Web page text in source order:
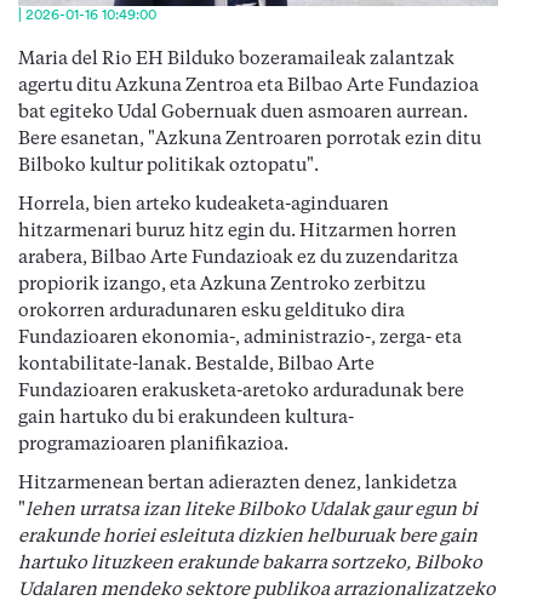
| 2026-01-16 10:49:00
Maria del Rio EH Bilduko bozeramaileak zalantzak
agertu ditu Azkuna Zentroa eta Bilbao Arte Fundazioa
bat egiteko Udal Gobernuak duen asmoaren aurrean.
Bere esanetan, "Azkuna Zentroaren porrotak ezin ditu
Bilboko kultur politikak oztopatu".
Horrela, bien arteko kudeaketa-aginduaren
hitzarmenari buruz hitz egin du. Hitzarmen horren
arabera, Bilbao Arte Fundazioak ez du zuzendaritza
propiorik izango, eta Azkuna Zentroko zerbitzu
orokorren arduradunaren esku geldituko dira
Fundazioaren ekonomia-, administrazio-, zerga- eta
kontabilitate-lanak. Bestalde, Bilbao Arte
Fundazioaren erakusketa-aretoko arduradunak bere
gain hartuko du bi erakundeen kultura-
programazioaren planifikazioa.
Hitzarmenean bertan adierazten denez, lankidetza
"lehen urratsa izan liteke Bilboko Udalak gaur egun bi
erakunde horiei esleituta dizkien helburuak bere gain
hartuko lituzkeen erakunde bakarra sortzeko, Bilboko
Udalaren mendeko sektore publikoa arrazionalizatzeko